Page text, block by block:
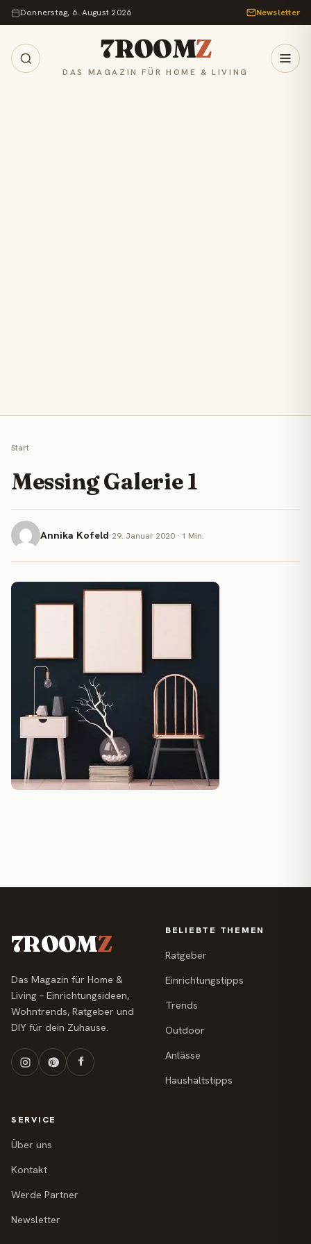
Zum Inhalt springen
Donnerstag, 6. August 2026 Newsletter
7ROOMZ
DAS MAGAZIN FÜR HOME & LIVING
Start
Messing Galerie 1
Annika Kofeld 29. Januar 2020 · 1 Min.
7ROOMZ
Das Magazin für Home &
Living – Einrichtungsideen,
Wohntrends, Ratgeber und
DIY für dein Zuhause.
BELIEBTE THEMEN
Ratgeber
Einrichtungstipps
Trends
Outdoor
Anlässe
Haushaltstipps
SERVICE
Über uns
Kontakt
Werde Partner
Newsletter